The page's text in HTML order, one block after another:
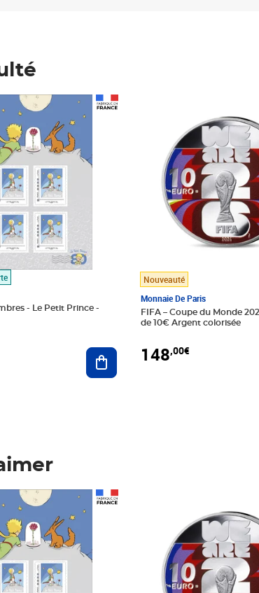
- Le Petit Prince -
Ajouter au panier
Nouveauté
Monnaie De Paris
FIFA – Coupe du Monde
de 10€ Argent colorisée
148,00€